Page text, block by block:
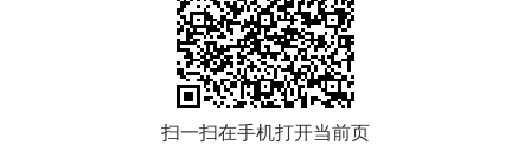
扫一扫在手机打开当前页